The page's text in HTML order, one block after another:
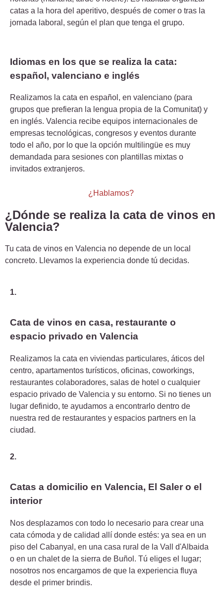
catas a la hora del aperitivo, después de comer o tras la
jornada laboral, según el plan que tenga el grupo.
Idiomas en los que se realiza la cata:
español, valenciano e inglés
Realizamos la cata en español, en valenciano (para
grupos que prefieran la lengua propia de la Comunitat) y
en inglés. Valencia recibe equipos internacionales de
empresas tecnológicas, congresos y eventos durante
todo el año, por lo que la opción multilingüe es muy
demandada para sesiones con plantillas mixtas o
invitados extranjeros.
¿Hablamos?
¿Dónde se realiza la cata de vinos en
Valencia?
Tu cata de vinos en Valencia no depende de un local
concreto. Llevamos la experiencia donde tú decidas.
1.
Cata de vinos en casa, restaurante o
espacio privado en Valencia
Realizamos la cata en viviendas particulares, áticos del
centro, apartamentos turísticos, oficinas, coworkings,
restaurantes colaboradores, salas de hotel o cualquier
espacio privado de Valencia y su entorno. Si no tienes un
lugar definido, te ayudamos a encontrarlo dentro de
nuestra red de restaurantes y espacios partners en la
ciudad.
2.
Catas a domicilio en Valencia, El Saler o el
interior
Nos desplazamos con todo lo necesario para crear una
cata cómoda y de calidad allí donde estés: ya sea en un
piso del Cabanyal, en una casa rural de la Vall d'Albaida
o en un chalet de la sierra de Buñol. Tú eliges el lugar;
nosotros nos encargamos de que la experiencia fluya
desde el primer brindis.